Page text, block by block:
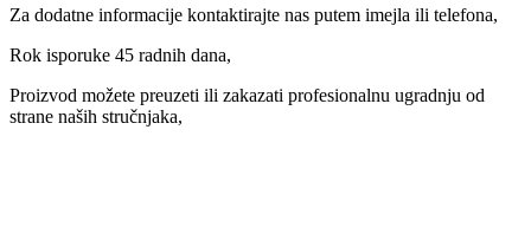
Za dodatne informacije kontaktirajte nas putem imejla ili telefona,
Rok isporuke 45 radnih dana,
Proizvod možete preuzeti ili zakazati profesionalnu ugradnju od
strane naših stručnjaka,